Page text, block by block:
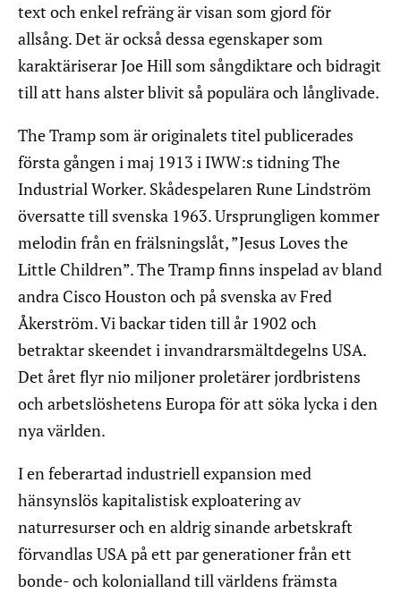
text och enkel refräng är visan som gjord för
allsång. Det är också dessa egenskaper som
karaktäriserar Joe Hill som sångdiktare och bidragit
till att hans alster blivit så populära och långlivade.
The Tramp som är originalets titel publicerades
första gången i maj 1913 i IWW:s tidning The
Industrial Worker. Skådespelaren Rune Lindström
översatte till svenska 1963. Ursprungligen kommer
melodin från en frälsningslåt, ”Jesus Loves the
Little Children”. The Tramp finns inspelad av bland
andra Cisco Houston och på svenska av Fred
Åkerström. Vi backar tiden till år 1902 och
betraktar skeendet i invandrarsmältdegelns USA.
Det året flyr nio miljoner proletärer jordbristens
och arbetslöshetens Europa för att söka lycka i den
nya världen.
I en feberartad industriell expansion med
hänsynslös kapitalistisk exploatering av
naturresurser och en aldrig sinande arbetskraft
förvandlas USA på ett par generationer från ett
bonde- och kolonialland till världens främsta